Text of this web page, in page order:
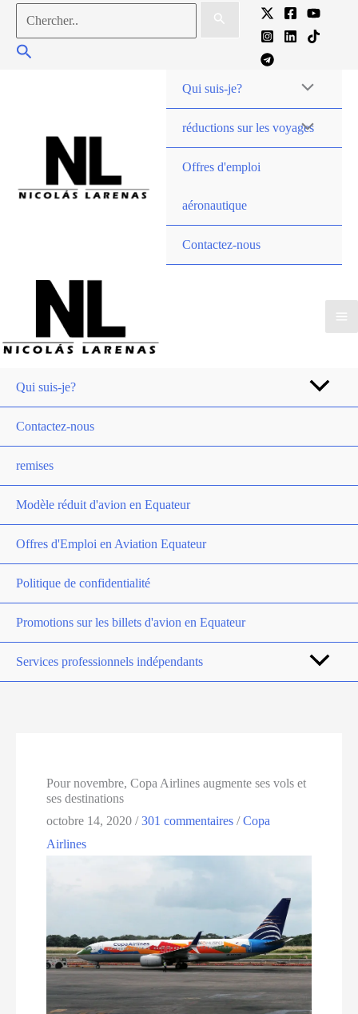
contenuChercher
Qui suis-je?
réductions sur les voyages
Offres d'emploi
aéronautique
Contactez-nous
Qui suis-je?
Contactez-nous
remises
Modèle réduit d'avion en Equateur
Offres d'Emploi en Aviation Equateur
Politique de confidentialité
Promotions sur les billets d'avion en Equateur
Services professionnels indépendants
Pour novembre, Copa Airlines augmente ses vols et
ses destinations
octobre 14, 2020/301 commentaires /Copa
Airlines